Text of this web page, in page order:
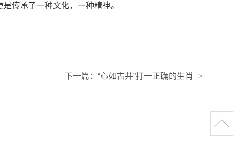
传承了一种文化，一种精神。
>
下一篇： “心如古井”打一正确的生肖